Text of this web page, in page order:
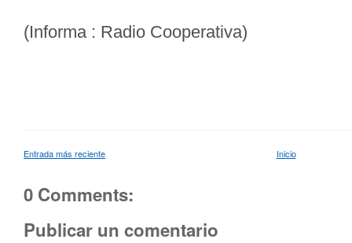
(Informa : Radio Cooperativa)
Entrada más reciente Inicio
0 Comments:
Publicar un comentario